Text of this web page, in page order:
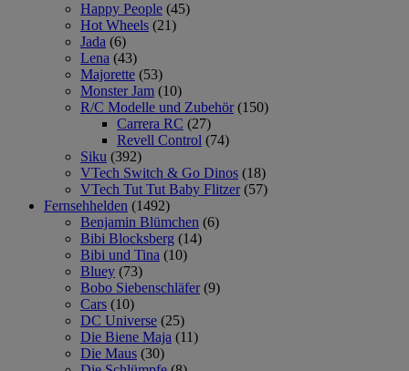
Happy People (45)
Hot Wheels (21)
Jada (6)
Lena (43)
Majorette (53)
Monster Jam (10)
R/C Modelle und Zubehör (150)
Carrera RC (27)
Revell Control (74)
Siku (392)
VTech Switch & Go Dinos (18)
VTech Tut Tut Baby Flitzer (57)
Fernsehhelden (1492)
Benjamin Blümchen (6)
Bibi Blocksberg (14)
Bibi und Tina (10)
Bluey (73)
Bobo Siebenschläfer (9)
Cars (10)
DC Universe (25)
Die Biene Maja (11)
Die Maus (30)